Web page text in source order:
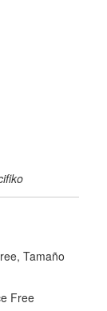
Tamaño
Free